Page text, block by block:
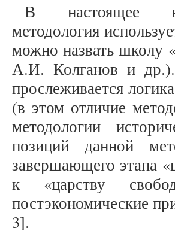
В настоящее
методология
можно назвать школу
А.И. Колганов и др.).
прослеживается
(в этом отличие
методологии
позиций данной
завершающего этапа
к «царству
постэкономические
3].